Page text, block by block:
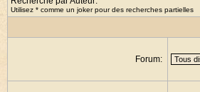
Utilisez * comme un joker pour des recherches partielles
Forum: